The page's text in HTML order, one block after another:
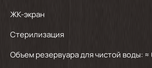
ЖК-экран
Стерилизация
Объем резервуара для чистой воды: ≈